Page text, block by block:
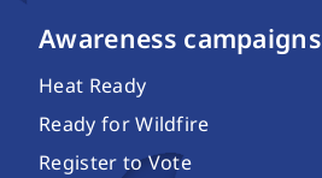
Awareness campaigns
Heat Ready
Ready for Wildfire
Register to Vote